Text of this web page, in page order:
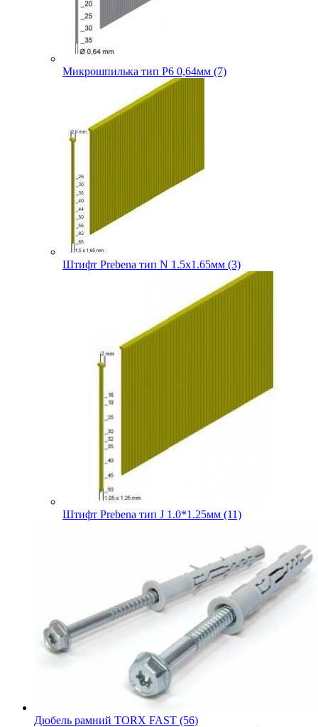
Микрошпилька тип P6 0,64мм (7)
Штифт Prebena тип N 1.5х1.65мм (3)
Штифт Prebena тип J 1.0*1.25мм (11)
Дюбель рамний TORX FAST (56)